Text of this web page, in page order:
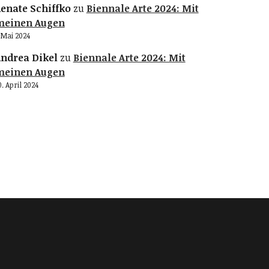
Schiffkozu Biennale Arte 2024: Mit
Augen
Mai 2024
Dikelzu Biennale Arte 2024: Mit
Augen
April 2024